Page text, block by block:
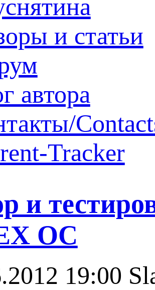
и статьи
автора
Tracker
и
OC
19:00